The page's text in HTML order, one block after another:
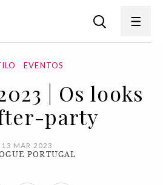
EVENTOS
| Os looks
party
13 MAR 2023
PORTUGAL